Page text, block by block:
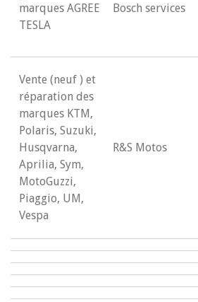
marques AGREE
TESLA
Bosch services
Vente (neuf ) et
réparation des
marques KTM,
Polaris, Suzuki,
Husqvarna,
Aprilia, Sym,
MotoGuzzi,
Piaggio, UM,
Vespa
R&S Motos